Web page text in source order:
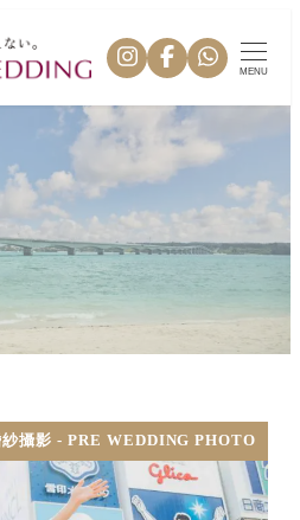
MENU
紗攝影 - PRE WEDDING PHOTO